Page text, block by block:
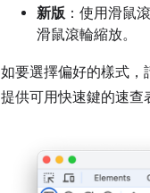
新版 ：使用滑鼠
滑鼠滾輪縮放。
如要選擇偏好的樣式，
提供可用快速鍵的速查